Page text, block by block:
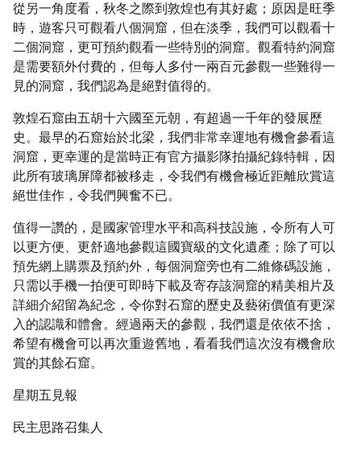
從另一角度看，秋冬之際到敦煌也有其好處；原因是旺季
時，遊客只可觀看八個洞窟，但在淡季，我們可以觀看十
二個洞窟，更可預約觀看一些特別的洞窟。觀看特約洞窟
是需要額外付費的，但每人多付一兩百元參觀一些難得一
見的洞窟，我們認為是絕對值得的。
敦煌石窟由五胡十六國至元朝，有超過一千年的發展歷
史。最早的石窟始於北梁，我們非常幸運地有機會參看這
洞窟，更幸運的是當時正有官方攝影隊拍攝紀錄特輯，因
此所有玻璃屏障都被移走，令我們有機會極近距離欣賞這
絕世佳作，令我們興奮不已。
值得一讚的，是國家管理水平和高科技設施，令所有人可
以更方便、更舒適地參觀這國寶級的文化遺產；除了可以
預先網上購票及預約外，每個洞窟旁也有二維條碼設施，
只需以手機一拍便可即時下載及寄存該洞窟的精美相片及
詳細介紹留為紀念，令你對石窟的歷史及藝術價值有更深
入的認識和體會。經過兩天的參觀，我們還是依依不捨，
希望有機會可以再次重遊舊地，看看我們這次沒有機會欣
賞的其餘石窟。
星期五見報
民主思路召集人